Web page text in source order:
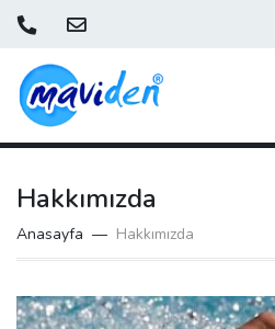
Hakkımızda
Anasayfa Hakkımızda